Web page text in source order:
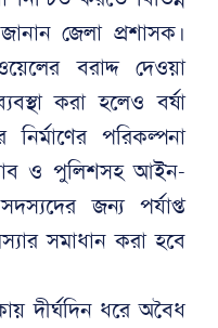
জেলা প্রশাসক।
বরাদ্দ দেওয়া
করা হলেও বর্ষা
পরিকল্পনা
ও পুলিশসহ আইন-
জন্য পর্যাপ্ত
সমাধান করা হবে
দীর্ঘদিন ধরে অবৈধ